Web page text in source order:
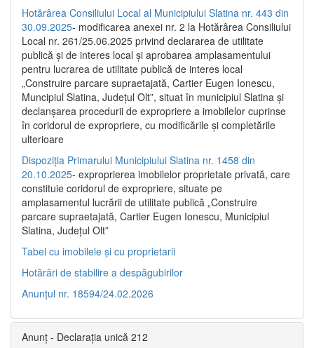
Hotărârea Consiliului Local al Municipiului Slatina nr. 443 din
30.09.2025- modificarea anexei nr. 2 la Hotărârea Consiliului
Local nr. 261/25.06.2025 privind declararea de utilitate
publică şi de interes local şi aprobarea amplasamentului
pentru lucrarea de utilitate publică de interes local
„Construire parcare supraetajată, Cartier Eugen Ionescu,
Muncipiul Slatina, Judeţul Olt”, situat în municipiul Slatina şi
declanşarea procedurii de expropriere a imobilelor cuprinse
în coridorul de expropriere, cu modificările şi completările
ulterioare
Dispoziția Primarului Municipiului Slatina nr. 1458 din
20.10.2025- exproprierea imobilelor proprietate privată, care
constituie coridorul de expropriere, situate pe
amplasamentul lucrării de utilitate publică „Construire
parcare supraetajată, Cartier Eugen Ionescu, Municipiul
Slatina, Județul Olt”
Tabel cu imobilele și cu proprietarii
Hotărâri de stabilire a despăgubirilor
Anunțul nr. 18594/24.02.2026
Anunț - Declarația unică 212